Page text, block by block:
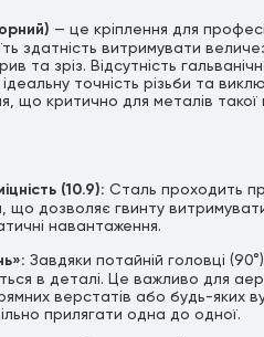
— це кріплення для
здатність витримувати
та зріз. Відсутність
точність різьби та
що критично для металів такої
(10.9): Сталь проходить
що дозволяє гвинту
навантаження.
Завдяки потайній головці
в деталі. Це важливо для
верстатів або будь-яких
прилягати одна до одної.